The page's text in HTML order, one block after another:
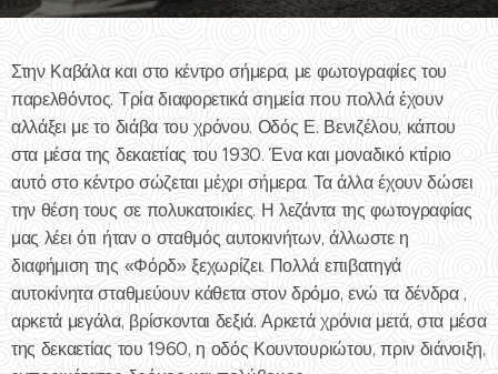
Στην Καβάλα και στο κέντρο σήμερα, με φωτογραφίες του
παρελθόντος. Τρία διαφορετικά σημεία που πολλά έχουν
αλλάξει με το διάβα του χρόνου. Οδός Ε. Βενιζέλου, κάπου
στα μέσα της δεκαετίας του 1930. Ένα και μοναδικό κτίριο
αυτό στο κέντρο σώζεται μέχρι σήμερα. Τα άλλα έχουν δώσει
την θέση τους σε πολυκατοικίες. Η λεζάντα της φωτογραφίας
μας λέει ότι ήταν ο σταθμός αυτοκινήτων, άλλωστε η
διαφήμιση της «Φόρδ» ξεχωρίζει. Πολλά επιβατηγά
αυτοκίνητα σταθμεύουν κάθετα στον δρόμο, ενώ τα δένδρα ,
αρκετά μεγάλα, βρίσκονται δεξιά. Αρκετά χρόνια μετά, στα μέσα
της δεκαετίας του 1960, η οδός Κουντουριώτου, πριν διάνοιξη,